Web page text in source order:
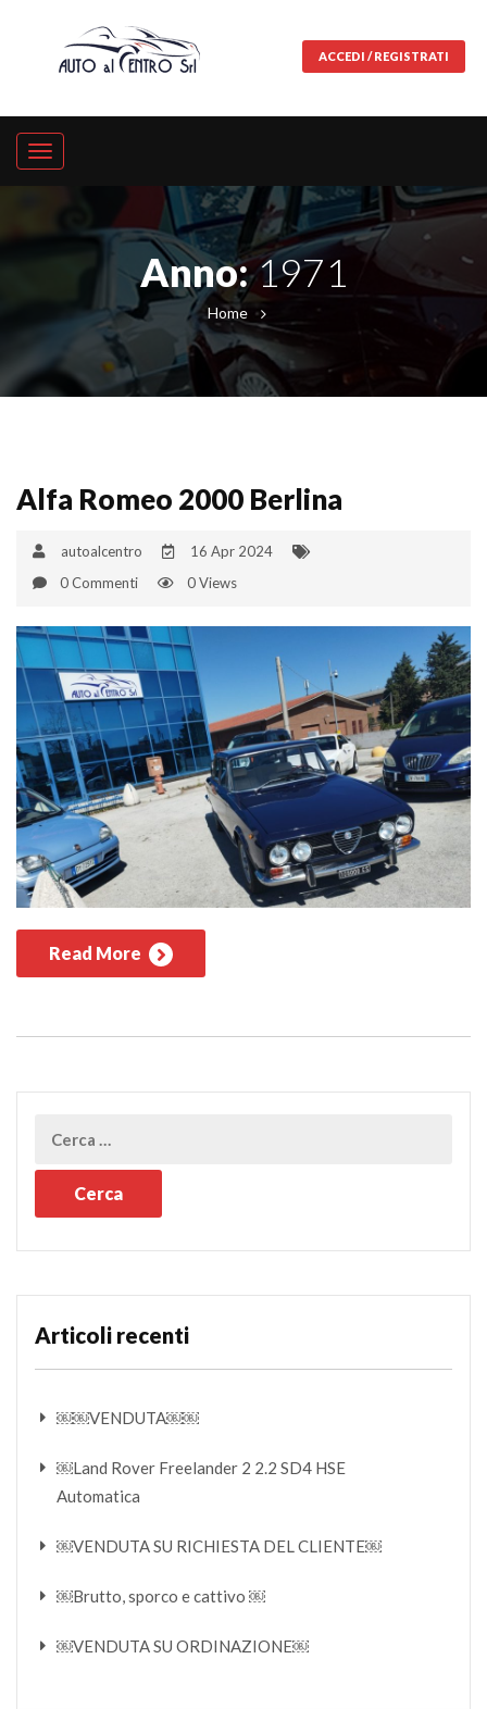
ACCEDI / REGISTRATI
Anno:1971
Home
Alfa Romeo 2000 Berlina
autoalcentro
16 Apr 2024
0 Commenti
0 Views
Read More
Articoli recenti
￼￼VENDUTA￼￼
￼Land Rover Freelander 2 2.2 SD4 HSE
Automatica
￼VENDUTA SU RICHIESTA DEL CLIENTE￼
￼Brutto, sporco e cattivo ￼
￼VENDUTA SU ORDINAZIONE￼